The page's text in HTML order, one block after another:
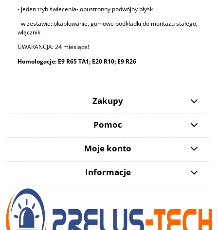
- jeden tryb świecenia- obustronny podwójny błysk
- w zestawie: okablowanie, gumowe podkładki do montażu stałego,
włącznik
GWARANCJA: 24 miesiące!
Homologacje: E9 R65 TA1; E20 R10; E9 R26
Zakupy
Pomoc
Moje konto
Informacje